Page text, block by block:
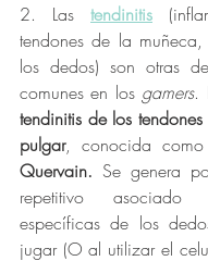
2. Las tendinitis
tendones de la
los dedos) son otras
comunes en los gamers
tendinitis de los
pulgar, conocida
Quervain. Se genera
repetitivo
específicas de los
jugar (O al utilizar el